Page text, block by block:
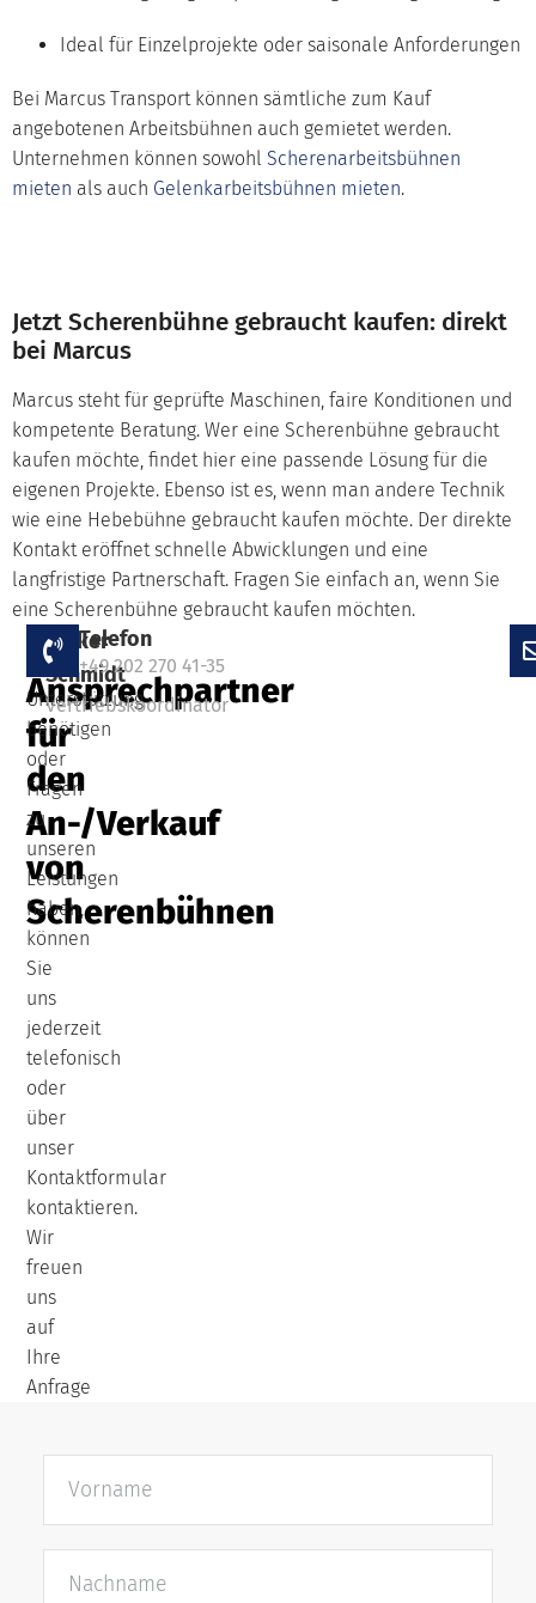
Ideal für Einzelprojekte oder saisonale Anforderungen
Bei Marcus Transport können sämtliche zum Kauf
angebotenen Arbeitsbühnen auch gemietet werden.
Unternehmen können sowohl Scherenarbeitsbühnen
mieten als auch Gelenkarbeitsbühnen mieten.
Jetzt Scherenbühne gebraucht kaufen: direkt
bei Marcus
Marcus steht für geprüfte Maschinen, faire Konditionen und
kompetente Beratung. Wer eine Scherenbühne gebraucht
kaufen möchte, findet hier eine passende Lösung für die
eigenen Projekte. Ebenso ist es, wenn man andere Technik
wie eine Hebebühne gebraucht kaufen möchte. Der direkte
Kontakt eröffnet schnelle Abwicklungen und eine
langfristige Partnerschaft. Fragen Sie einfach an, wenn Sie
eine Scherenbühne gebraucht kaufen möchten.
Ihr
Ansprechpartner
für
den
An-/Verkauf
von
Scherenbühnen
Falls
Sie
Unterstützung
benötigen
oder
Fragen
zu
unseren
Leistungen
haben,
können
Sie
uns
jederzeit
telefonisch
oder
über
unser
Kontaktformular
kontaktieren.
Wir
freuen
uns
auf
Ihre
Anfrage
Volker
Schmidt
Vertriebskoordinator
Telefon
+49 202 270 41-35